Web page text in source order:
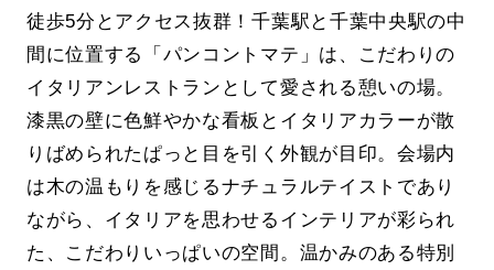
徒歩5分とアクセス抜群！千葉駅と千葉中央駅の中
間に位置する「パンコントマテ」は、こだわりの
イタリアンレストランとして愛される憩いの場。
漆黒の壁に色鮮やかな看板とイタリアカラーが散
りばめられたぱっと目を引く外観が目印。会場内
は木の温もりを感じるナチュラルテイストであり
ながら、イタリアを思わせるインテリアが彩られ
た、こだわりいっぱいの空間。温かみのある特別